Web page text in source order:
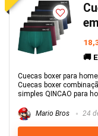
🚚
Cuecas boxer para
Cuecas boxer
simples QINCAO para
Mario Bros 24